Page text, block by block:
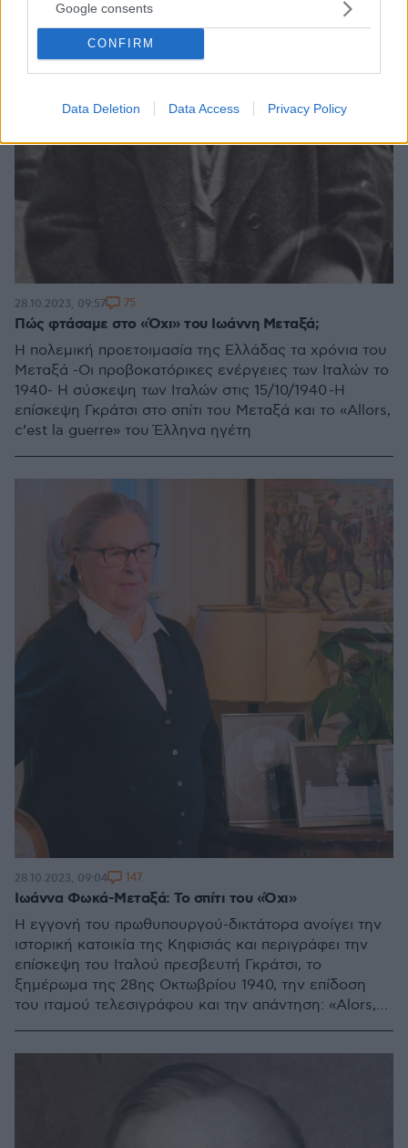
Google consents
CONFIRM
Data Deletion Data Access Privacy Policy
Πώς φτάσαμε στο «Όχι» του Ιωάννη Μεταξά;
Η πολεμική προετοιμασία της Ελλάδας τα χρόνια του
Μεταξά -Οι προβοκατόρικες ενέργειες των Ιταλών το
1940- Η σύσκεψη των Ιταλών στις 15/10/1940 -Η
επίσκεψη Γκράτσι στο σπίτι του Μεταξά και το «Allors,
c’est la guerre» του Έλληνα ηγέτη
28.10.2023, 09:57 75
Ιωάννα Φωκά-Μεταξά: Το σπίτι του «Όχι»
Η εγγονή του πρωθυπουργού-δικτάτορα ανοίγει την
ιστορική κατοικία της Κηφισιάς και περιγράφει την
επίσκεψη του Ιταλού πρεσβευτή Γκράτσι, το
ξημέρωμα της 28ης Οκτωβρίου 1940, την επίδoση
του ιταμού τελεσιγράφου και την απάντηση: «Alors,
28.10.2023, 09:04 147